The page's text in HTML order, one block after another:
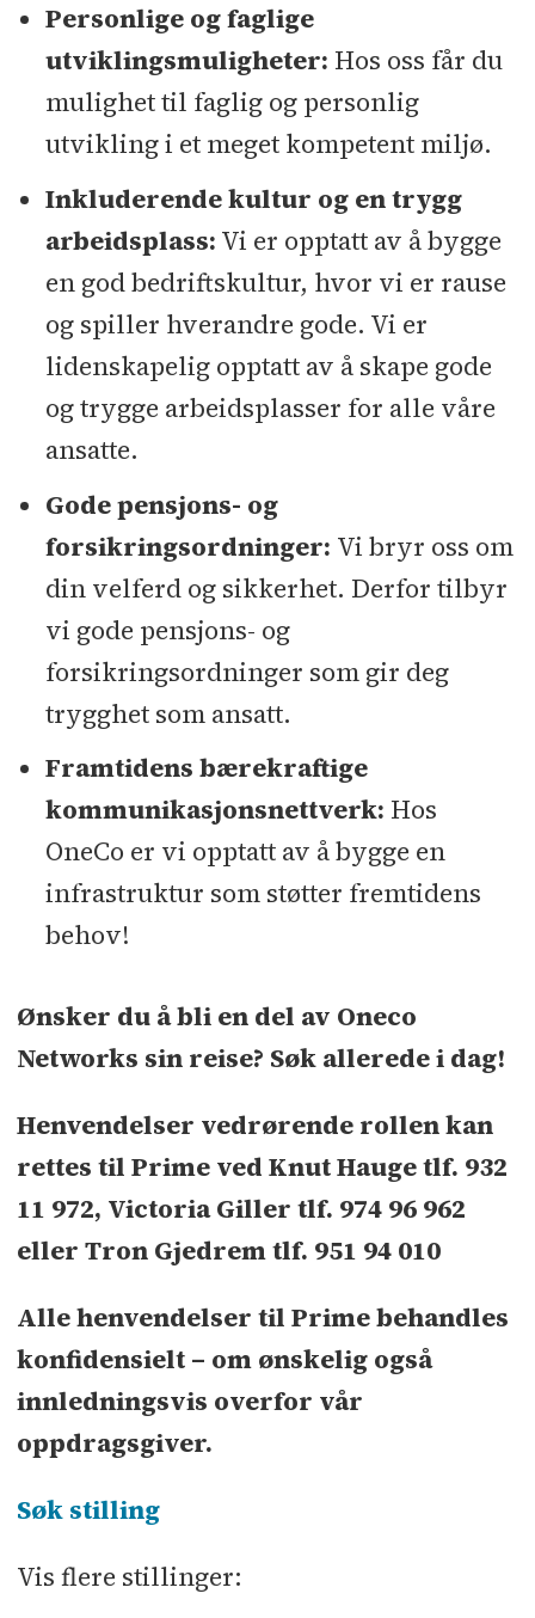
Personlige og faglige
utviklingsmuligheter: Hos oss får du
mulighet til faglig og personlig
utvikling i et meget kompetent miljø.
Inkluderende kultur og en trygg
arbeidsplass: Vi er opptatt av å bygge
en god bedriftskultur, hvor vi er rause
og spiller hverandre gode. Vi er
lidenskapelig opptatt av å skape gode
og trygge arbeidsplasser for alle våre
ansatte.
Gode pensjons- og
forsikringsordninger: Vi bryr oss om
din velferd og sikkerhet. Derfor tilbyr
vi gode pensjons- og
forsikringsordninger som gir deg
trygghet som ansatt.
Framtidens bærekraftige
kommunikasjonsnettverk: Hos
OneCo er vi opptatt av å bygge en
infrastruktur som støtter fremtidens
behov!
Ønsker du å bli en del av Oneco
Networks sin reise? Søk allerede i dag!
Henvendelser vedrørende rollen kan
rettes til Prime ved Knut Hauge tlf. 932
11 972, Victoria Giller tlf. 974 96 962
eller Tron Gjedrem tlf. 951 94 010
Alle henvendelser til Prime behandles
konfidensielt – om ønskelig også
innledningsvis overfor vår
oppdragsgiver.
Søk stilling
Vis flere stillinger: